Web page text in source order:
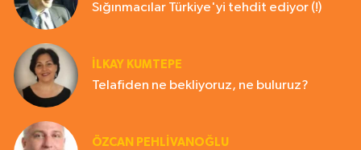
Sığınmacılar Türkiye'yi tehdit ediyor (!)
İLKAY KUMTEPE
Telafiden ne bekliyoruz, ne buluruz?
ÖZCAN PEHLİVANOĞLU